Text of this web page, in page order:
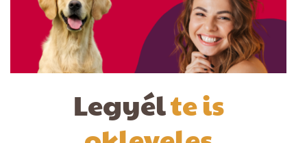
Legyélte is